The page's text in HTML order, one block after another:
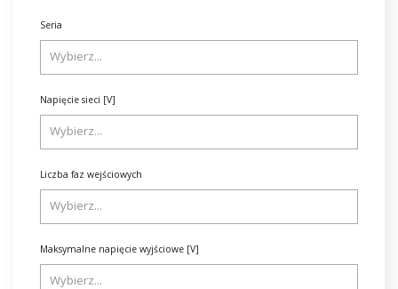
Seria
Napięcie sieci [V]
Liczba faz wejściowych
Maksymalne napięcie wyjściowe [V]